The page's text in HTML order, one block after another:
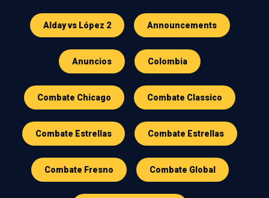
Alday vs López 2 Announcements
Anuncios Colombia
Combate Chicago Combate Classico
Combate Estrellas Combate Estrellas
Combate Fresno Combate Global